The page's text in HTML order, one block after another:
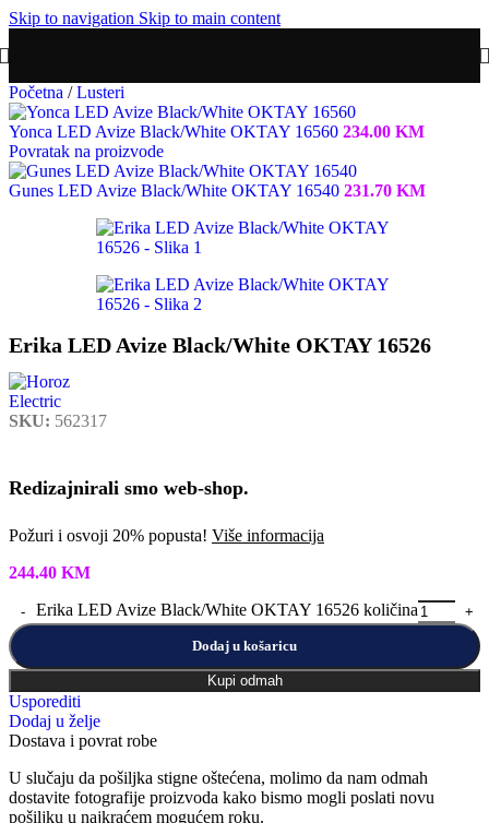
Skip to navigation Skip to main content
Početna / Lusteri
Yonca LED Avize Black/White OKTAY 16560 234.00 KM
Povratak na proizvode
Gunes LED Avize Black/White OKTAY 16540 231.70 KM
Erika LED Avize Black/White OKTAY 16526
SKU: 562317
Redizajnirali smo web-shop.
Požuri i osvoji 20% popusta! Više informacija
244.40 KM
Erika LED Avize Black/White OKTAY 16526 količina
Dodaj u košaricu
Kupi odmah
Usporediti
Dodaj u želje
Dostava i povrat robe
U slučaju da pošiljka stigne oštećena, molimo da nam odmah
dostavite fotografije proizvoda kako bismo mogli poslati novu
pošiljku u najkraćem mogućem roku.